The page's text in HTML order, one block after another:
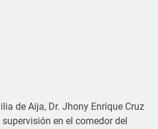
de Aija, Dr. Jhony Enrique Cruz
en el comedor del